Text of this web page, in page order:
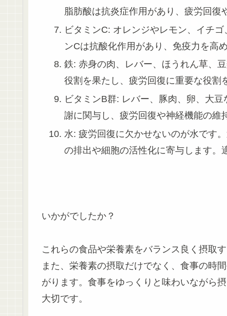
脂肪酸は抗炎症作用があり、疲労回復
ビタミンC: オレンジやレモン、イチ
ンCは抗酸化作用があり、免疫力を高
鉄: 赤身の肉、レバー、ほうれん草、
役割を果たし、疲労回復に重要な役割
ビタミンB群: レバー、豚肉、卵、大
謝に関与し、疲労回復や神経機能の維
水: 疲労回復に欠かせないのが水です
の排出や細胞の活性化に寄与します。
いかがでしたか？
これらの食品や栄養素をバランス良く摂取
また、栄養素の摂取だけでなく、食事の時
がります。食事をゆっくりと味わいながら
大切です。